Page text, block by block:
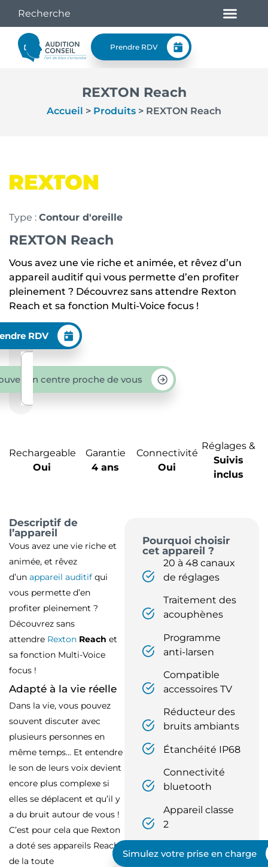
Prendre RDV
REXTON Reach
Accueil > Produits > REXTON Reach
Type : Contour d'oreille
REXTON Reach
Vous avez une vie riche et animée, et rêvez d’un
appareil auditif qui vous permette d’en profiter
pleinement ? Découvrez sans attendre Rexton
Reach et sa fonction Multi-Voice focus !
RDV
un centre proche de vous
Rechargeable
Oui
Garantie
4 ans
Connectivité
Oui
Réglages &
Suivis
inclus
Descriptif de
l’appareil
Vous avez une vie riche et
animée, et rêvez
d’un appareil auditif qui
vous permette d’en
profiter pleinement ?
Découvrez sans
attendre Rexton Reach et
sa fonction Multi-Voice
focus !
Adapté à la vie réelle
Dans la vie, vous pouvez
souvent discuter avec
plusieurs personnes en
même temps… Et entendre
le son de leurs voix devient
encore plus complexe si
elles se déplacent et qu’il y
a du bruit autour de vous !
C’est pour cela que Rexton
a doté ses appareils Reach
de la toute
Pourquoi choisir
cet appareil ?
20 à 48 canaux
de réglages
Traitement des
acouphènes
Programme
anti-larsen
Compatible
accessoires TV
Réducteur des
bruits ambiants
Étanchéité IP68
Connectivité
bluetooth
Appareil classe
2
Simulez votre prise en charge